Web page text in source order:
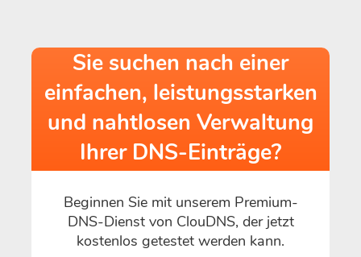
Sie suchen nach einer
einfachen, leistungsstarken
und nahtlosen Verwaltung
Ihrer DNS-Einträge?
Beginnen Sie mit unserem Premium-
DNS-Dienst von ClouDNS, der jetzt
kostenlos getestet werden kann.